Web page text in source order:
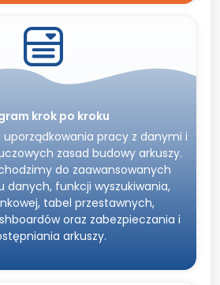
krok po kroku
pracy z danymi i
zasad budowy arkuszy.
do zaawansowanych
danych, funkcji wyszukiwania,
tabel przestawnych,
oraz zabezpieczania i
arkuszy.